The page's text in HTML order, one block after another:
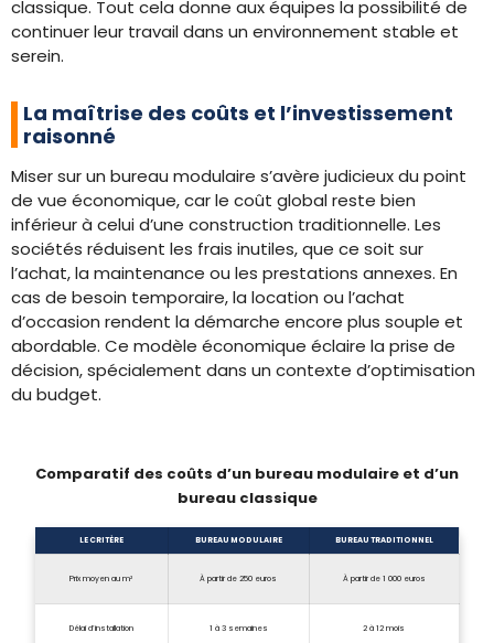
classique. Tout cela donne aux équipes la possibilité de
continuer leur travail dans un environnement stable et
serein.
La maîtrise des coûts et l’investissement
raisonné
Miser sur un bureau modulaire s’avère judicieux du point
de vue économique, car le coût global reste bien
inférieur à celui d’une construction traditionnelle. Les
sociétés réduisent les frais inutiles, que ce soit sur
l’achat, la maintenance ou les prestations annexes. En
cas de besoin temporaire, la location ou l’achat
d’occasion rendent la démarche encore plus souple et
abordable. Ce modèle économique éclaire la prise de
décision, spécialement dans un contexte d’optimisation
du budget.
Comparatif des coûts d’un bureau modulaire et d’un
bureau classique
LE CRITÈRE BUREAU MODULAIRE BUREAU TRADITIONNEL
Prix moyen au m² À partir de 250 euros À partir de 1 000 euros
Délai d’installation 1 à 3 semaines 2 à 12 mois